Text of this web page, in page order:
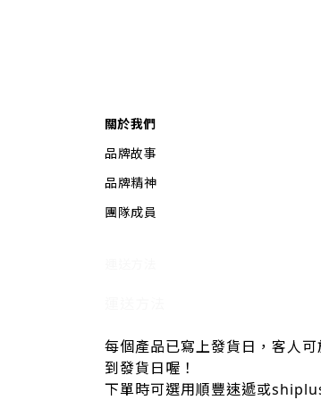
關於我們
品牌故事
品牌精神
團隊成員
每個產品已寫上發貨日，客人
到發貨日喔！
下單時可選用順豐速遞或